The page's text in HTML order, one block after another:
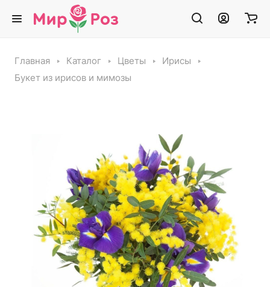
Главная Каталог Цветы
Ирисы
Букет из ирисов и мимозы